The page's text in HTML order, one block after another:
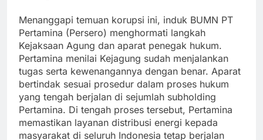
Menanggapi temuan korupsi ini, induk BUMN PT
Pertamina (Persero) menghormati langkah
Kejaksaan Agung dan aparat penegak hukum.
Pertamina menilai Kejagung sudah menjalankan
tugas serta kewenangannya dengan benar. Aparat
bertindak sesuai prosedur dalam proses hukum
yang tengah berjalan di sejumlah subholding
Pertamina. Di tengah proses tersebut, Pertamina
memastikan layanan distribusi energi kepada
masyarakat di seluruh Indonesia tetap berjalan